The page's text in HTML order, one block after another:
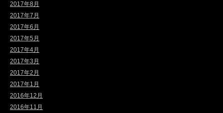
2017年8月
2017年7月
2017年6月
2017年5月
2017年4月
2017年3月
2017年2月
2017年1月
2016年12月
2016年11月